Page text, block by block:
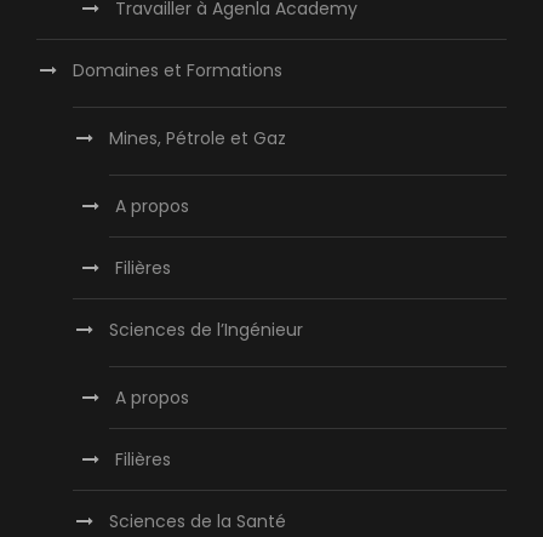
Travailler à Agenla Academy
Domaines et Formations
Mines, Pétrole et Gaz
A propos
Filières
Sciences de l’Ingénieur
A propos
Filières
Sciences de la Santé